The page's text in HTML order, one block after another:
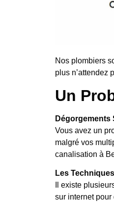
Nos plombiers
plus n’attendez
Un
Dégorgements
Vous avez un
malgré vos
canalisation à
Les
Il existe
sur internet